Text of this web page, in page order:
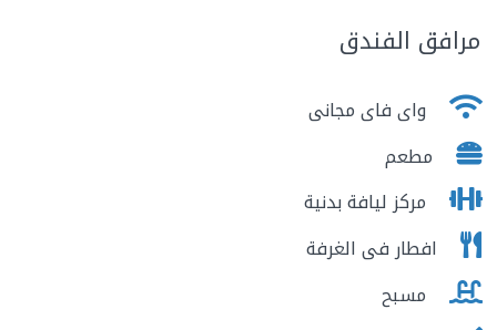
مرافق الفندق
واى فاى مجانى
مطعم
مركز ليافة بدنية
افطار فى الغرفة
مسبح